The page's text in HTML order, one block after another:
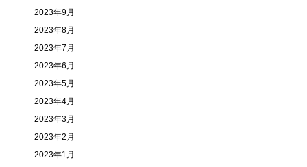
2023年9月
2023年8月
2023年7月
2023年6月
2023年5月
2023年4月
2023年3月
2023年2月
2023年1月